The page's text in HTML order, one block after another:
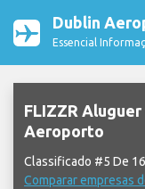
Dublin
Essencial
FLIZZR
Aeroporto
Classificado #5 De 16
Comparar empresas